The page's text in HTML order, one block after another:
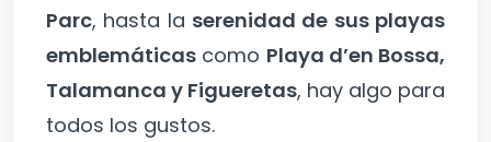
Parc, hasta la serenidad de sus playas
emblemáticas como Playa d’en Bossa,
Talamanca y Figueretas, hay algo para
todos los gustos.